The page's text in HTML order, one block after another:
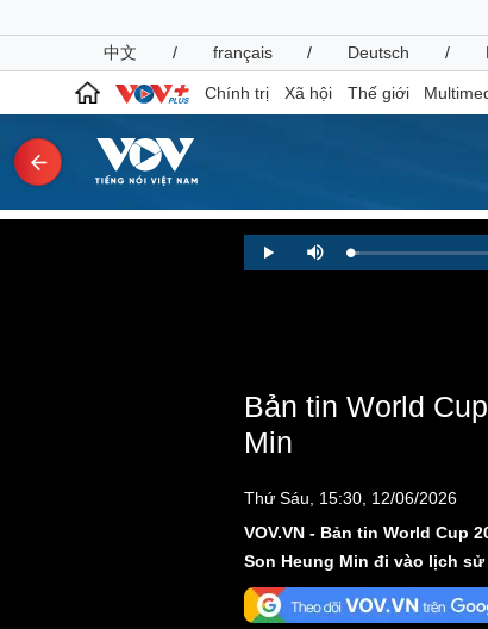
中文
/ français / Deutsch /
Chính trị Xã hội Thế giới
Xã hội
Biển đảo
Việt Nam
Phân tích
Đời sống
Play Mute Loaded:
1.02%
Bản tin World
Min
Thứ Sáu, 15:30, 12/06/2026
VOV.VN - Bản tin World Cup
Son Heung Min đi vào lịch